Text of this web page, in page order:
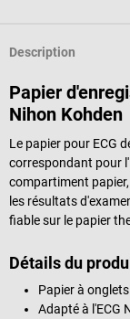
Description
Papier
Nihon Kohden
Le papier pour ECG
correspondant pour
compartiment
les résultats
fiable sur le papier
Détails du
Papier à
Adapté à l'ECG